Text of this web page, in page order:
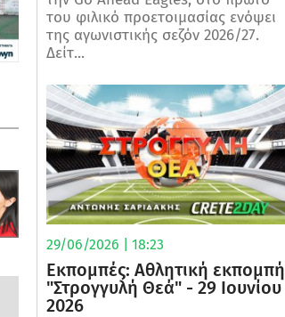
του φιλικό προετοιμασίας ενόψει
της αγωνιστικής σεζόν 2026/27.
Δείτ...
29/06/2026 | 18:23
Εκπομπές: Αθλητική εκπομπή
"Στρογγυλή Θεά" - 29 Ιουνίου
2026